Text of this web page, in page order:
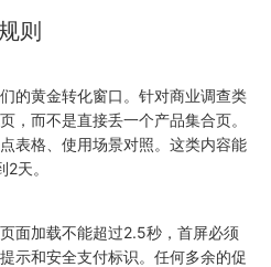
则
的黄金转化窗口。针对商业调查类
，而不是直接丢一个产品集合页。
表格、使用场景对照。这类内容能
天。
面加载不能超过2.5秒，首屏必须
示和安全支付标识。任何多余的促